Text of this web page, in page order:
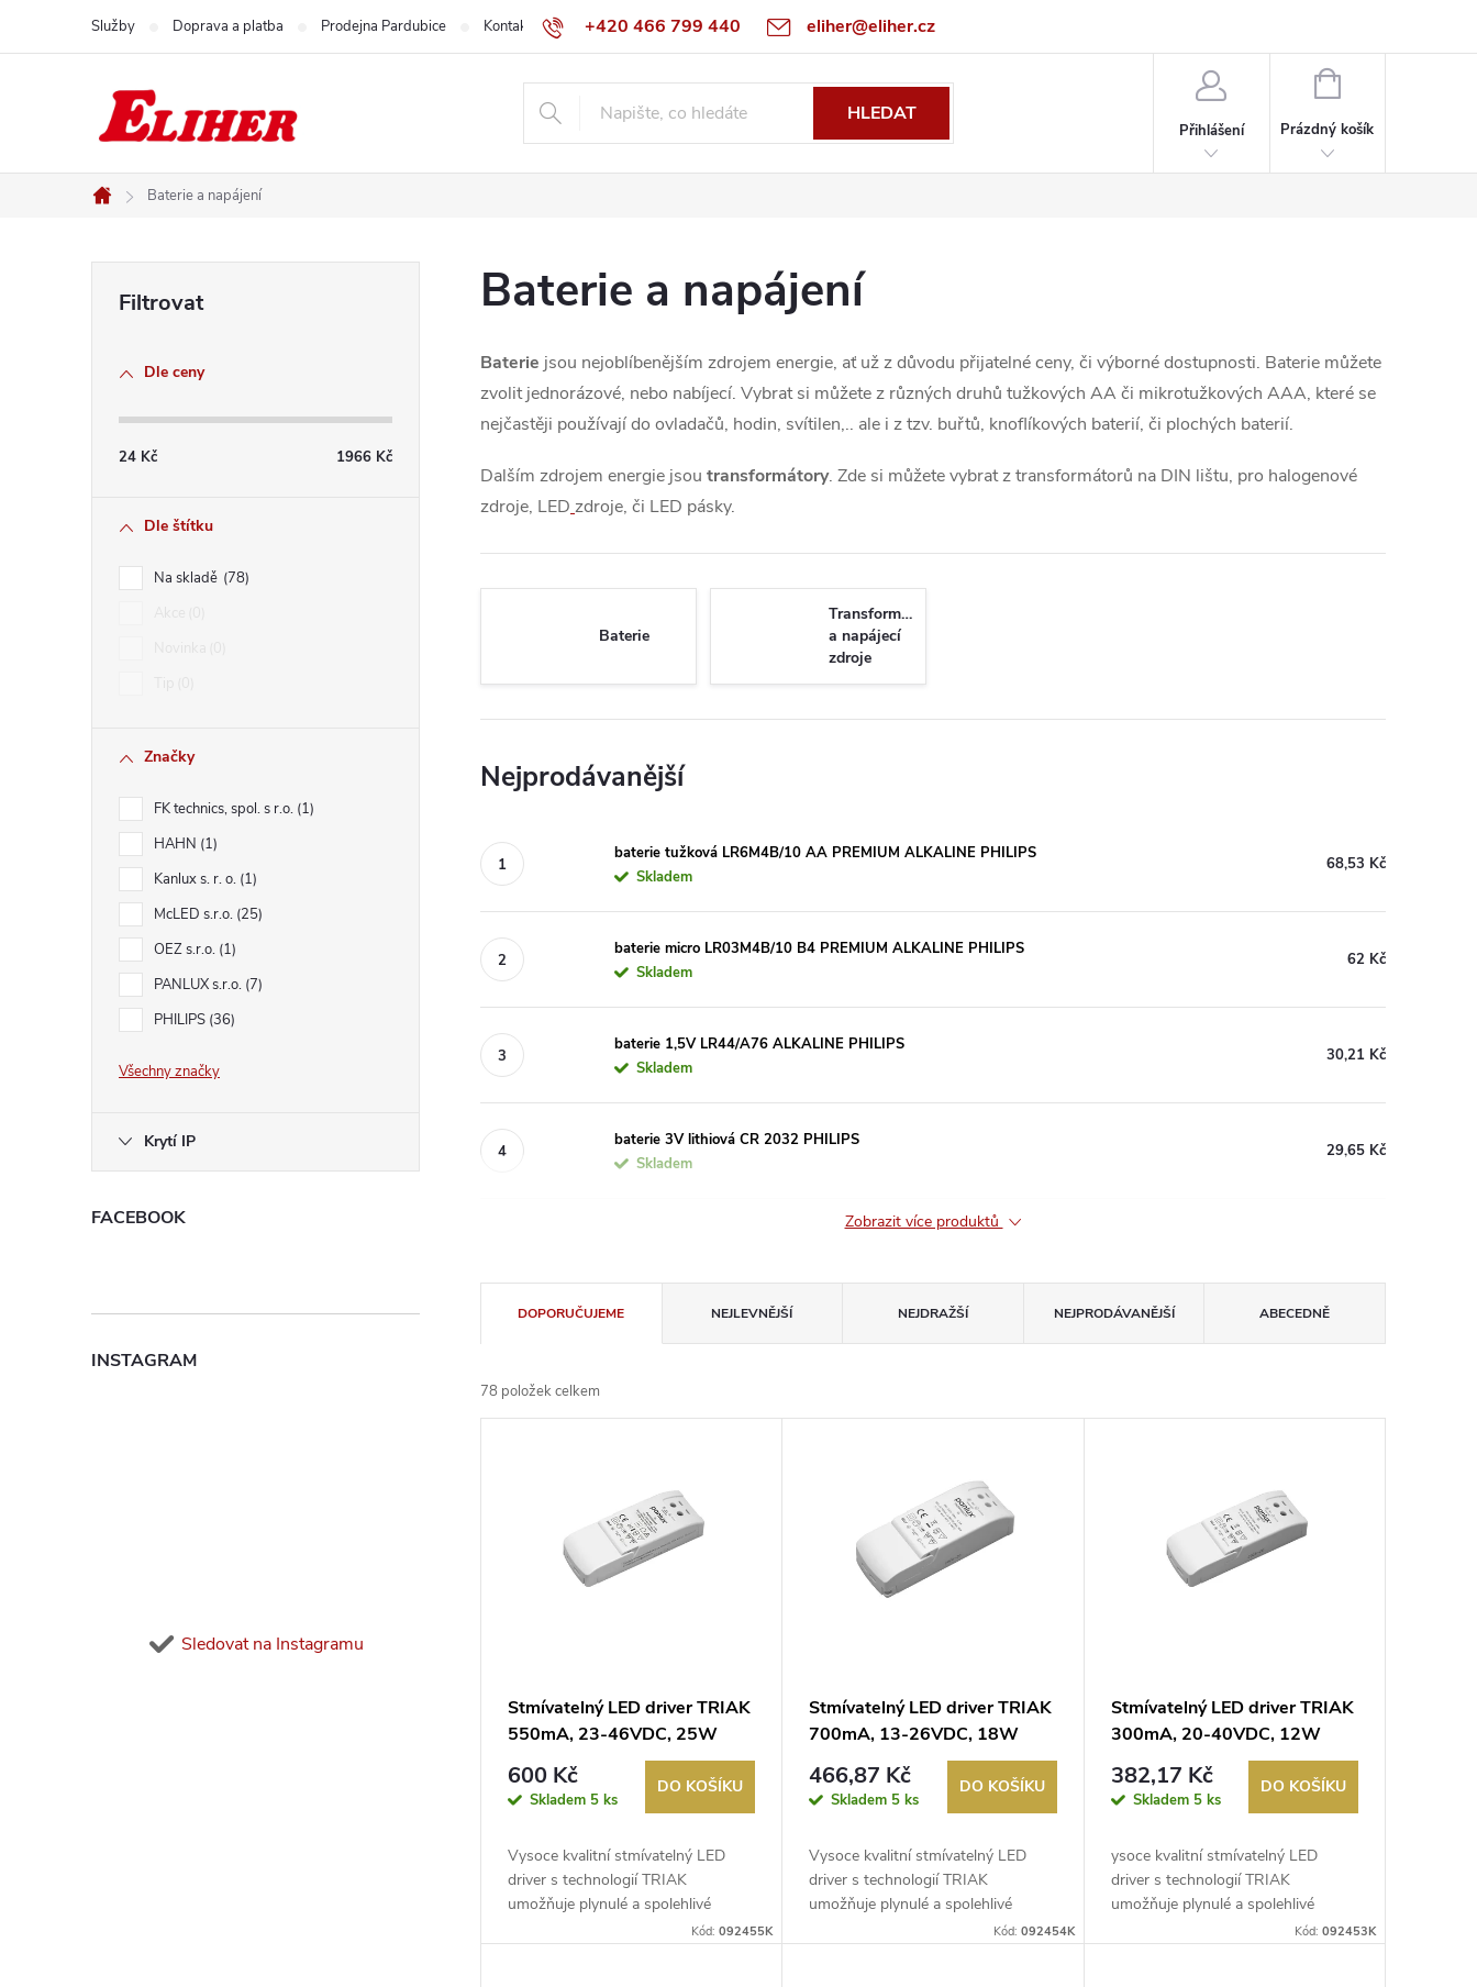
+420 466 799 440 eliher@eliher.cz
Služby Doprava a platba Prodejna Pardubice Kontakt Obchodní podmínky Reklamační řád Specialista na Bordeaux
HLEDAT
Přihlášení
NÁKUPNÍ
Prázdný košík
Domů
Baterie a napájení
Dle ceny
24 Kč 1966 Kč
Dle štítku
Na skladě 78
Značky
FK technics, spol. s r.o. 1
HAHN 1
Kanlux s. r. o. 1
McLED s.r.o. 25
OEZ s.r.o. 1
PANLUX s.r.o. 7
PHILIPS 36
Všechny značky
Krytí IP
FACEBOOK
INSTAGRAM
Sledovat na Instagramu
Baterie a napájení
Baterie jsou nejoblíbenějším zdrojem energie, ať už z důvodu přijatelné ceny, či výborné dostupnosti. Baterie můžete
zvolit jednorázové, nebo nabíjecí. Vybrat si můžete z různých druhů tužkových AA či mikrotužkových AAA, které se
nejčastěji používají do ovladačů, hodin, svítilen,.. ale i z tzv. buřtů, knoflíkových baterií, či plochých baterií.
Dalším zdrojem energie jsou transformátory. Zde si můžete vybrat z transformátorů na DIN lištu, pro halogenové
zdroje, LED zdroje, či LED pásky.
Baterie
Transformátory
a napájecí
zdroje
Nejprodávanější
baterie tužková LR6M4B/10 AA PREMIUM ALKALINE PHILIPS
Skladem
68,53 Kč
baterie micro LR03M4B/10 B4 PREMIUM ALKALINE PHILIPS
Skladem
62 Kč
baterie 1,5V LR44/A76 ALKALINE PHILIPS
Skladem
30,21 Kč
baterie 3V lithiová CR 2032 PHILIPS
Skladem
29,65 Kč
Zobrazit více produktů
a
z
DOPORUČUJEME NEJLEVNĚJŠÍ NEJDRAŽŠÍ NEJPRODÁVANĚJŠÍ ABECEDNĚ
78 položek celkem
u
Stmívatelný LED driver TRIAK
550mA, 23-46VDC, 25W
600 Kč
Skladem 5 ks
DO KOŠÍKU
Vysoce kvalitní stmívatelný LED
driver s technologií TRIAK
umožňuje plynulé a spolehlivé
Kód:092455K
Stmívatelný LED driver TRIAK
700mA, 13-26VDC, 18W
466,87 Kč
Skladem 5 ks
DO KOŠÍKU
Vysoce kvalitní stmívatelný LED
driver s technologií TRIAK
umožňuje plynulé a spolehlivé
Kód: 092454K
Stmívatelný LED driver TRIAK
300mA, 20-40VDC, 12W
382,17 Kč
Skladem 5 ks
DO KOŠÍKU
ysoce kvalitní stmívatelný LED
driver s technologií TRIAK
umožňuje plynulé a spolehlivé
Kód: 092453K